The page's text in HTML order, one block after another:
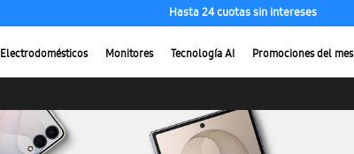
Hasta 24 cuotas sin intereses
Electrodomésticos Monitores Tecnología AI Promociones del mes